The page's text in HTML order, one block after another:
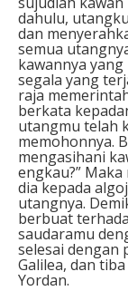
dahulu,
dan
semua
kawannya
segala yang
raja
berkata
utangmu telah
memohonnya.
mengasihani
engkau?”
dia kepada
utangnya.
berbuat
saudaramu
selesai dengan
Galilea, dan
Yordan.